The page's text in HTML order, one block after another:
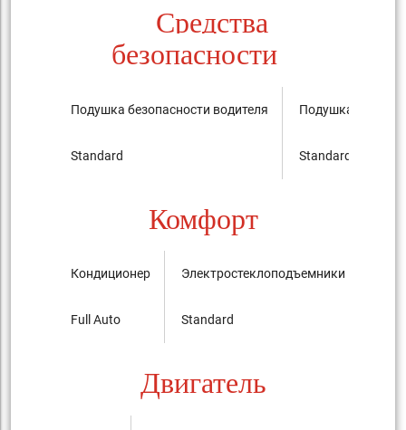
Средства
безопасности
Подушка безопасности водителя
Standard
Подушка
Standard
Комфорт
Кондиционер
Full Auto
Электростеклоподъемники
Standard
Двигатель